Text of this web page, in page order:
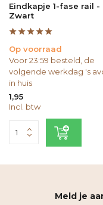
Eindkapje 1-fase rail -
Zwart
Op voorraad
Voor 23:59 besteld, de
volgende werkdag 's
in huis
1,95
Incl. btw
Meld je